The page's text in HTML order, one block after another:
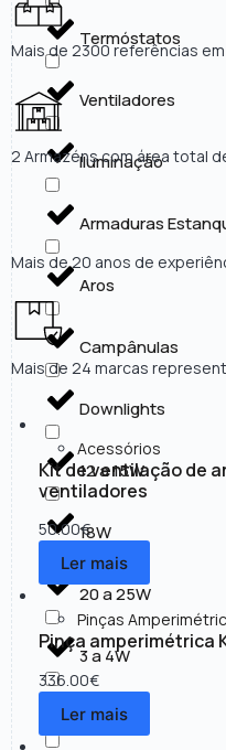
Termóstatos
Ventiladores
Iluminação
Armaduras
Aros
Campânulas
Downlights
12 a 15W
18W
20 a 25W
3 a 4W
30 a 50W
Mais de 2300 referências
2 Armazéns com área total
Mais de 20 anos de
Mais de 24 marcas
Acessórios
Kit de ventilação de
ventiladores
50.00€
Ler mais
Pinças
Pinça amperimétrica
336.00€
Ler mais